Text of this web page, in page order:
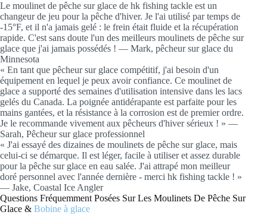
Le moulinet de pêche sur glace de hk fishing tackle est un
changeur de jeu pour la pêche d'hiver. Je l'ai utilisé par temps de
-15°F, et il n'a jamais gelé : le frein était fluide et la récupération
rapide. C'est sans doute l'un des meilleurs moulinets de pêche sur
glace que j'ai jamais possédés ! — Mark, pêcheur sur glace du
Minnesota
« En tant que pêcheur sur glace compétitif, j'ai besoin d'un
équipement en lequel je peux avoir confiance. Ce moulinet de
glace a supporté des semaines d'utilisation intensive dans les lacs
gelés du Canada. La poignée antidérapante est parfaite pour les
mains gantées, et la résistance à la corrosion est de premier ordre.
Je le recommande vivement aux pêcheurs d'hiver sérieux ! » —
Sarah, Pêcheur sur glace professionnel
« J'ai essayé des dizaines de moulinets de pêche sur glace, mais
celui-ci se démarque. Il est léger, facile à utiliser et assez durable
pour la pêche sur glace en eau salée. J'ai attrapé mon meilleur
doré personnel avec l'année dernière - merci hk fishing tackle ! »
— Jake, Coastal Ice Angler
Questions Fréquemment Posées Sur Les Moulinets De Pêche Sur
Glace & Bobine à glace